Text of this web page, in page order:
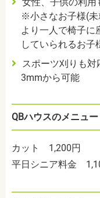
※小さなお子様(未
より一人で椅子に
していられるお子
スポーツ刈りも
3mmから可能
QBハウスのメニュー
カット 1,200円
平日シニア料金